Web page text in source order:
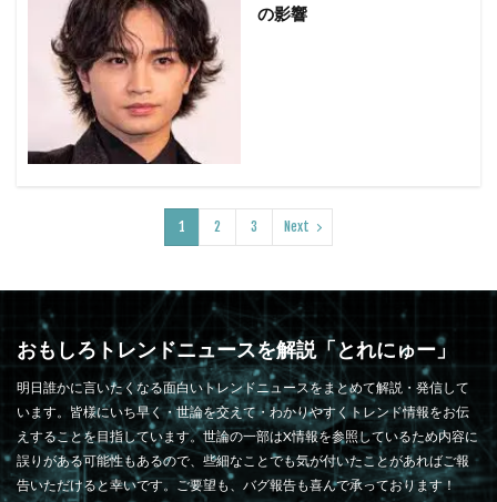
の影響
1 2 3 Next
おもしろトレンドニュースを解説「とれにゅー」
明日誰かに言いたくなる面白いトレンドニュースをまとめて解説・発信して
います。皆様にいち早く・世論を交えて・わかりやすくトレンド情報をお伝
えすることを目指しています。世論の一部はX情報を参照しているため内容に
誤りがある可能性もあるので、些細なことでも気が付いたことがあればご報
告いただけると幸いです。ご要望も、バグ報告も喜んで承っております！